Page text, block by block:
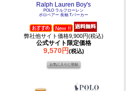
Ralph Lauren Boy's
POLO ラルフローレン
ポロベアー 長袖 Tパーカー
弊社他サイト価格9,900円(税込)
公式サイト限定価格
9,570円(税込)